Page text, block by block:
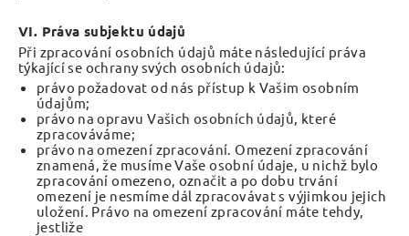
VI. Práva subjektu údajů
Při zpracování osobních údajů máte následující práva
týkající se ochrany svých osobních údajů:
právo požadovat od nás přístup k Vašim osobním
údajům;
právo na opravu Vašich osobních údajů, které
zpracováváme;
právo na omezení zpracování. Omezení zpracování
znamená, že musíme Vaše osobní údaje, u nichž bylo
zpracování omezeno, označit a po dobu trvání
omezení je nesmíme dál zpracovávat s výjimkou jejich
uložení. Právo na omezení zpracování máte tehdy,
jestliže